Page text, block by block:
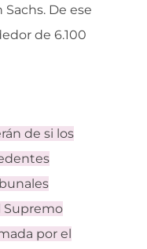
De ese
de 6.100
de si los
Supremo
por el